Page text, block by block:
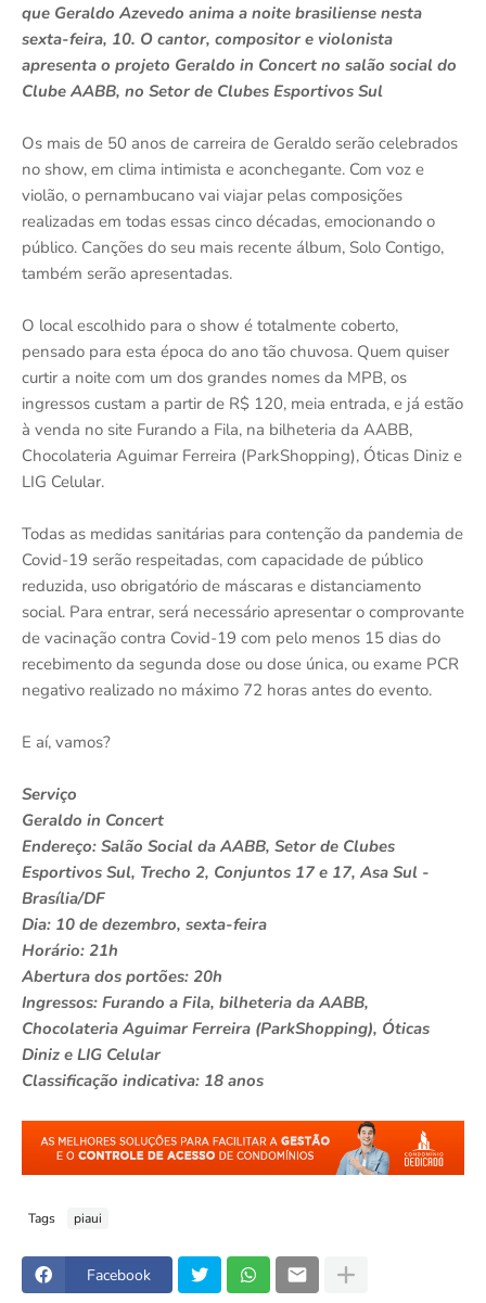
que Geraldo Azevedo anima a noite brasiliense nesta
sexta-feira, 10. O cantor, compositor e violonista
apresenta o projeto Geraldo in Concert no salão social do
Clube AABB, no Setor de Clubes Esportivos Sul
Os mais de 50 anos de carreira de Geraldo serão celebrados
no show, em clima intimista e aconchegante. Com voz e
violão, o pernambucano vai viajar pelas composições
realizadas em todas essas cinco décadas, emocionando o
público. Canções do seu mais recente álbum, Solo Contigo,
também serão apresentadas.
O local escolhido para o show é totalmente coberto,
pensado para esta época do ano tão chuvosa. Quem quiser
curtir a noite com um dos grandes nomes da MPB, os
ingressos custam a partir de R$ 120, meia entrada, e já estão
à venda no site Furando a Fila, na bilheteria da AABB,
Chocolateria Aguimar Ferreira (ParkShopping), Óticas Diniz e
LIG Celular.
Todas as medidas sanitárias para contenção da pandemia de
Covid-19 serão respeitadas, com capacidade de público
reduzida, uso obrigatório de máscaras e distanciamento
social. Para entrar, será necessário apresentar o comprovante
de vacinação contra Covid-19 com pelo menos 15 dias do
recebimento da segunda dose ou dose única, ou exame PCR
negativo realizado no máximo 72 horas antes do evento.
E aí, vamos?
Serviço
Geraldo in Concert
Endereço: Salão Social da AABB, Setor de Clubes
Esportivos Sul, Trecho 2, Conjuntos 17 e 17, Asa Sul -
Brasília/DF
Dia: 10 de dezembro, sexta-feira
Horário: 21h
Abertura dos portões: 20h
Ingressos: Furando a Fila, bilheteria da AABB,
Chocolateria Aguimar Ferreira (ParkShopping), Óticas
Diniz e LIG Celular
Classificação indicativa: 18 anos
Tags piaui
Facebook